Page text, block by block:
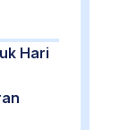
Hari